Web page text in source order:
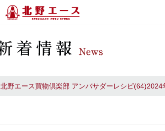
北野エース買物倶楽部 アンバサダーレシピ(64)2024